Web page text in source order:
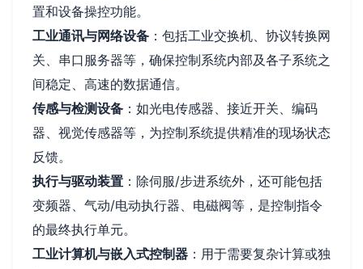
置和设备操控功能。
工业通讯与网络设备 ：包括工业交换机、协议转换网
关、串口服务器等，确保控制系统内部及各子系统之
间稳定、高速的数据通信。
传感与检测设备 ：如光电传感器、接近开关、编码
器、视觉传感器等，为控制系统提供精准的现场状态
反馈。
执行与驱动装置 ：除伺服/步进系统外，还可能包括
变频器、气动/电动执行器、电磁阀等，是控制指令
的最终执行单元。
工业计算机与嵌入式控制器 ：用于需要复杂计算或独